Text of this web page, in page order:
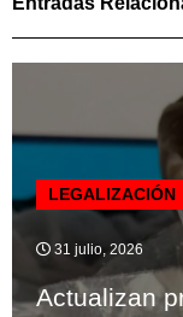
LEGALIZACIÓN
31 julio, 2026
Actualizan